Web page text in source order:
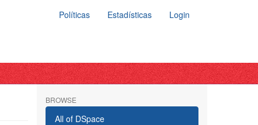
Políticas Estadísticas Login
BROWSE
All of DSpace